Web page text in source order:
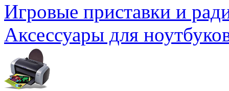
Игровые приставки и
Аксессуары для